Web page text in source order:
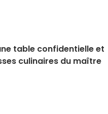
table confidentielle et
culinaires du maître